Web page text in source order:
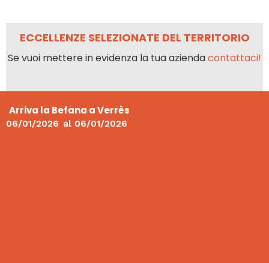
ECCELLENZE SELEZIONATE DEL TERRITORIO
Se vuoi mettere in evidenza la tua aziendacontattaci!
Arriva la Befana a Verrès
06/01/2026 al 06/01/2026